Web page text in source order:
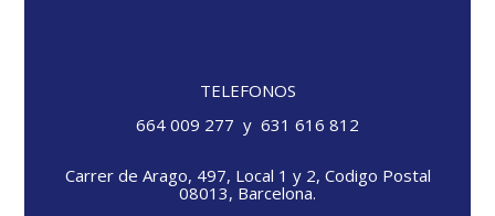
TELEFONOS
664 009 277 y 631 616 812
Carrer de Arago, 497, Local 1 y 2, Codigo Postal
08013, Barcelona.